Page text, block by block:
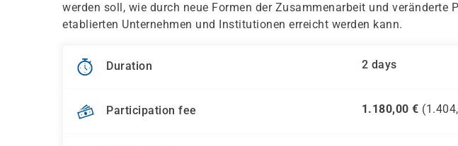
werden soll, wie durch neue Formen der Zusammenarbeit und veränderte
etablierten Unternehmen und Institutionen erreicht werden kann.
Duration 2 days
Participation fee 1.180,00 € (